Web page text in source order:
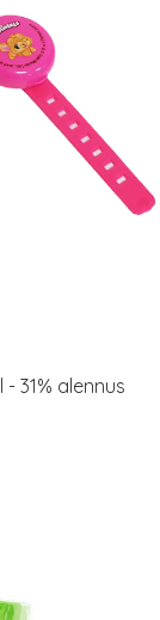
31% alennus